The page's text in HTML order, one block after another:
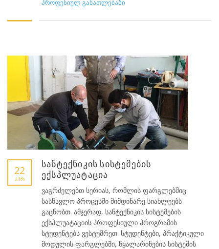
პროფესიულ განათლებაში
22
ᲐᲞᲠ
სანტექნიკის სისტემების
ექსპლუატაცია
ვაგრძელებთ სერიას, რომლის ფარგლებშიც
სასწავლო პროცესში მიმდინარე სიახლეებს
გაცნობთ. ამჯერად, სანტექნიკის სისტემების
ექსპლუატაციის პროფესიული პროგრამის
სტუდენტებს ვესტუმრეთ. სტუდენტები, პრაქტიკული
მოდულის ფარგლებში, წყალარინების სისტემის